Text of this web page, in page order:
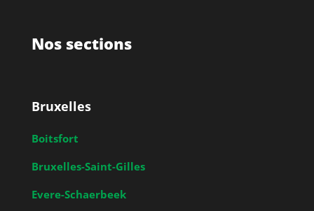
Nos sections
Bruxelles
Boitsfort
Bruxelles-Saint-Gilles
Evere-Schaerbeek